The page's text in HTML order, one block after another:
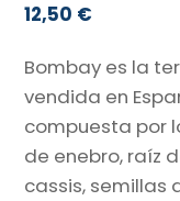
12,50 €
Bombay es la
vendida en
compuesta por
de enebro, raíz
cassis, semillas